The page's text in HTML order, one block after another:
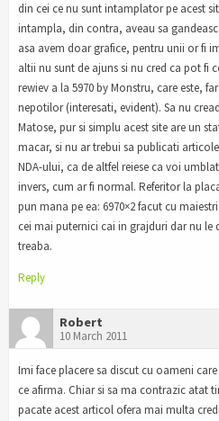
din cei ce nu sunt intamplator pe acest
intampla, din contra, aveau sa
asa avem doar grafice, pentru unii or fi
altii nu sunt de ajuns si nu cred ca pot fi
rewiev a la 5970 by Monstru, care este,
nepotilor (interesati, evident). Sa nu
Matose, pur si simplu acest site are un
macar, si nu ar trebui sa publicati
NDA-ului, ca de altfel reiese ca voi
invers, cum ar fi normal. Referitor la
pun mana pe ea: 6970×2 facut cu
cei mai puternici cai in grajduri dar nu le
treaba.
Reply
Robert
10 March 2011
Imi face placere sa discut cu oameni
ce afirma. Chiar si sa ma contrazic atat
pacate acest articol ofera mai multa